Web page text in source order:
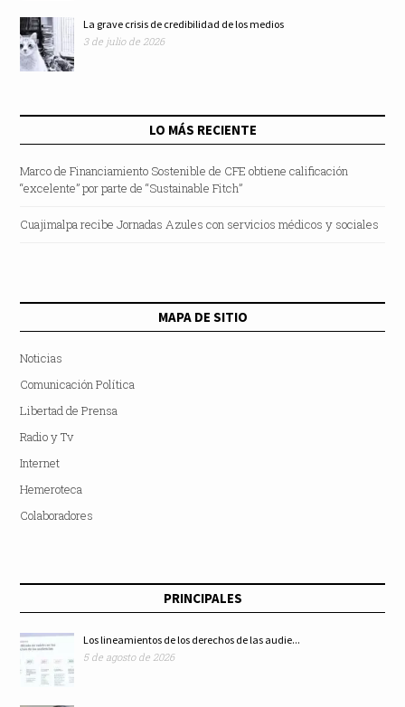
La grave crisis de credibilidad de los medios
3 de julio de 2026
LO MÁS RECIENTE
Marco de Financiamiento Sostenible de CFE obtiene calificación
“excelente” por parte de “Sustainable Fitch”
Cuajimalpa recibe Jornadas Azules con servicios médicos y sociales
MAPA DE SITIO
Noticias
Comunicación Política
Libertad de Prensa
Radio y Tv
Internet
Hemeroteca
Colaboradores
PRINCIPALES
Los lineamientos de los derechos de las audie...
5 de agosto de 2026